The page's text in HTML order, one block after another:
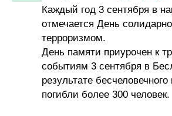
Каждый год 3 сентября в
отмечается День
терроризмом.
День памяти приурочен к
событиям 3 сентября в
результате
погибли более 300 человек.